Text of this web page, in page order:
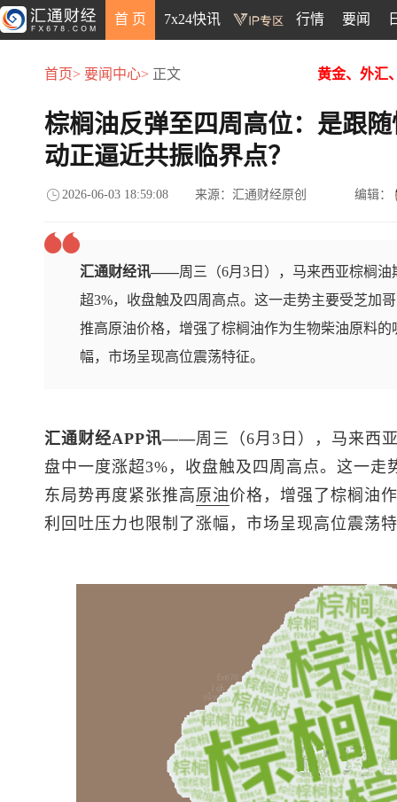
首 页 7x24快讯 行情 要闻
首页> 要闻中心> 正文 黄金、外汇
棕榈油反弹至四周高位：是跟
动正逼近共振临界点？
2026-06-03 18:59:08 来源：汇通财经原创 编辑：
汇通财经讯——周三（6月3日），马来西亚棕榈
超3%，收盘触及四周高点。这一走势主要受芝加
推高原油价格，增强了棕榈油作为生物柴油原料
幅，市场呈现高位震荡特征。
汇通财经APP讯——周三（6月3日），马来西
盘中一度涨超3%，收盘触及四周高点。这一
东局势再度紧张推高原油价格，增强了棕榈油
利回吐压力也限制了涨幅，市场呈现高位震荡